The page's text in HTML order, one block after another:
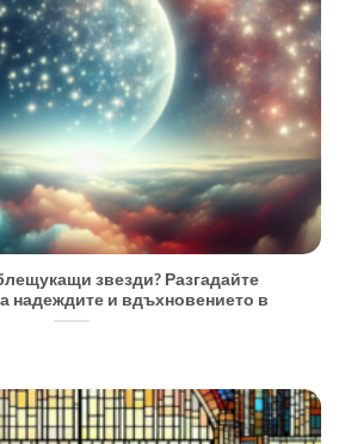
звезди? Разгадайте
надеждите и вдъхновението в